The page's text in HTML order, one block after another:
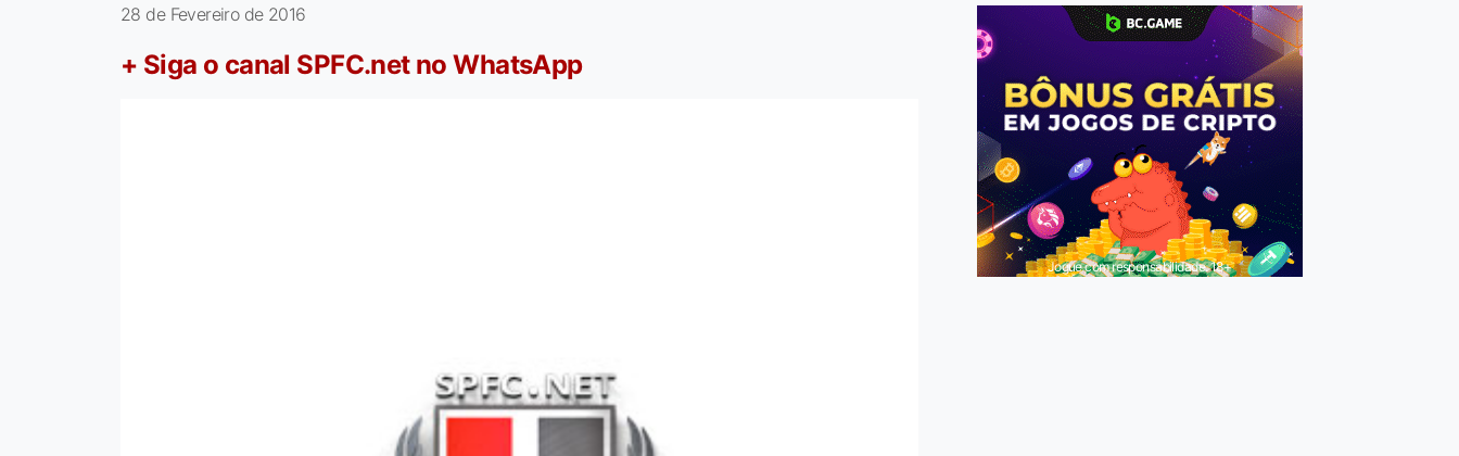
28 de Fevereiro de 2016
+ Siga o canal SPFC.net no WhatsApp
Jogue com responsabilidade. 18+